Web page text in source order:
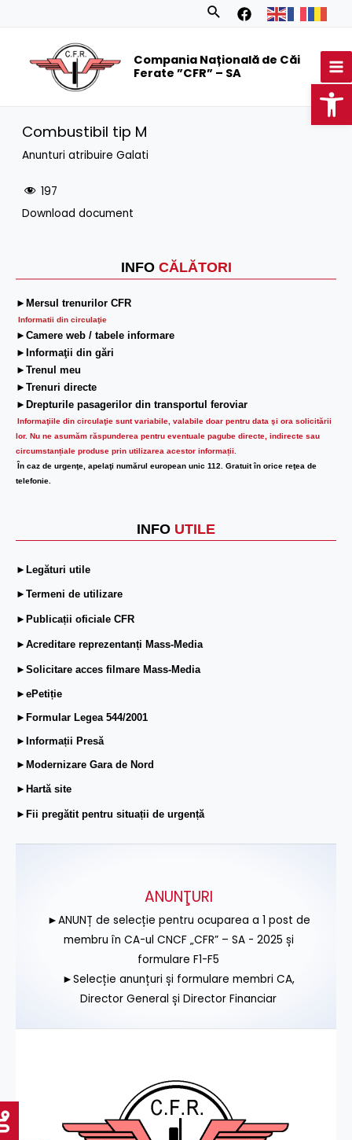
Search
Compania Națională de Căi
Ferate ”CFR” – SA
INFO CĂLĂTORI
►Mersul trenurilor CFR
Informatii din circulaţie
►Camere web / tabele informare
►Informaţii din gări
►Trenul meu
►Trenuri directe
►Drepturile pasagerilor din transportul feroviar
Informaţiile din circulaţie sunt variabile, valabile doar pentru data şi ora solicitării
lor. Nu ne asumăm răspunderea pentru eventuale pagube directe, indirecte sau
circumstanțiale produse prin utilizarea acestor informații.
În caz de urgenţe, apelaţi numărul european unic 112. Gratuit în orice reţea de
telefonie.
INFO UTILE
►Legături utile
►Termeni de utilizare
►Publicații oficiale CFR
►Acreditare reprezentanți Mass-Media
►Solicitare acces filmare Mass-Media
►ePetiție
►Formular Legea 544/2001
►Informații Presă
►Modernizare Gara de Nord
►Hartă site
►Fii pregătit pentru situații de urgență
Combustibil tip M
Anunturi atribuire Galati
197
Download document
ANUNŢURI
►ANUNȚ de selecție pentru ocuparea a 1 post de
membru în CA-ul CNCF „CFR” – SA - 2025 și
formulare F1-F5
►Selecție anunțuri și formulare membri CA,
Director General și Director Financiar